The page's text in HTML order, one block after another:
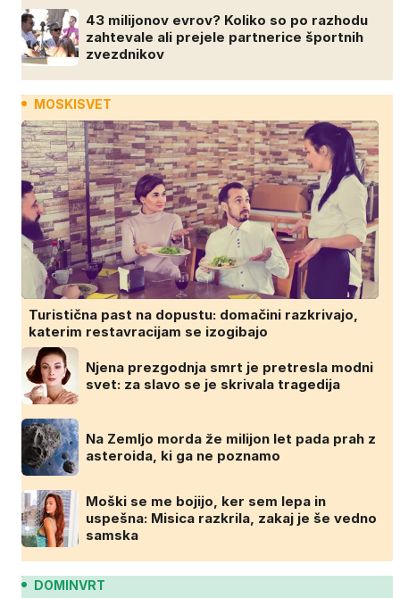
43 milijonov evrov? Koliko so po razhodu
zahtevale ali prejele partnerice športnih
zvezdnikov
MOSKISVET
Turistična past na dopustu: domačini razkrivajo,
katerim restavracijam se izogibajo
Njena prezgodnja smrt je pretresla modni
svet: za slavo se je skrivala tragedija
Na Zemljo morda že milijon let pada prah z
asteroida, ki ga ne poznamo
Moški se me bojijo, ker sem lepa in
uspešna: Misica razkrila, zakaj je še vedno
samska
DOMINVRT